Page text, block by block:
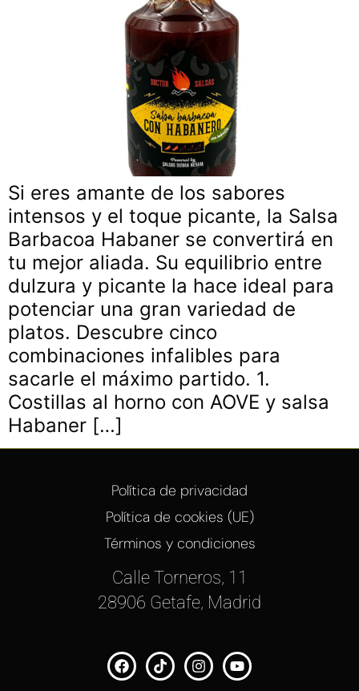
Si eres amante de los sabores
intensos y el toque picante, la Salsa
Barbacoa Habaner se convertirá en
tu mejor aliada. Su equilibrio entre
dulzura y picante la hace ideal para
potenciar una gran variedad de
platos. Descubre cinco
combinaciones infalibles para
sacarle el máximo partido. 1.
Costillas al horno con AOVE y salsa
Habaner […]
Calle Torneros, 11
28906 Getafe, Madrid
Política de privacidad
Política de cookies (UE)
Términos y condiciones